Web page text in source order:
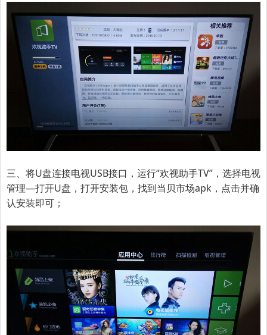
三、将U盘连接电视USB接口，运行“欢视助手TV”，选择电视
管理—打开U盘，打开安装包，找到当贝市场apk，点击并确
认安装即可；